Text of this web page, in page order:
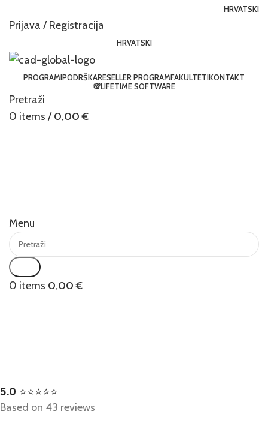
HRVATSKI
Prijava / Registracija
HRVATSKI
PROGRAMIPODRŠKARESELLER PROGRAMFAKULTETIKONTAKT
💯LIFETIME SOFTWARE
Pretraži
0 items / 0,00€
Menu
0 items 0,00€
5.0 ⭐⭐⭐⭐⭐
Based on 43 reviews